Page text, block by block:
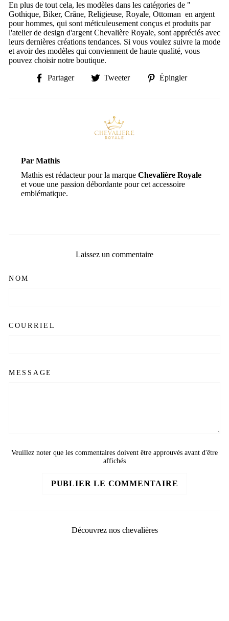
En plus de tout cela, les modèles dans les catégories de "
Gothique, Biker, Crâne, Religieuse, Royale, Ottoman en argent
pour hommes, qui sont méticuleusement conçus et produits par
l'atelier de design d'argent Chevalière Royale, sont appréciés avec
leurs dernières créations tendances. Si vous voulez suivre la mode
et avoir des modèles qui conviennent de haute qualité, vous
pouvez choisir notre boutique.
Partager
PartagerTweeter
TweeterÉpingler
Par Mathis
Mathis est rédacteur pour la marque Chevalière Royale
et voue une passion débordante pour cet accessoire
emblématique.
Laissez un commentaire
NOM
COURRIEL
MESSAGE
Veuillez noter que les commentaires doivent être approuvés avant d'être
affichés
PUBLIER LE COMMENTAIRE
Découvrez nos chevalières